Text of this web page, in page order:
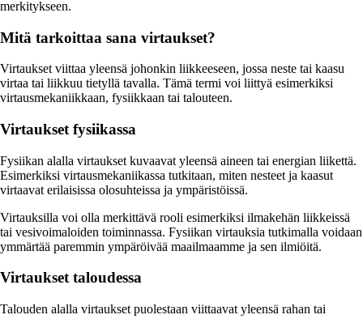
merkitykseen.
Mitä tarkoittaa sana virtaukset?
Virtaukset viittaa yleensä johonkin liikkeeseen, jossa neste tai kaasu
virtaa tai liikkuu tietyllä tavalla. Tämä termi voi liittyä esimerkiksi
virtausmekaniikkaan, fysiikkaan tai talouteen.
Virtaukset fysiikassa
Fysiikan alalla virtaukset kuvaavat yleensä aineen tai energian liikettä.
Esimerkiksi virtausmekaniikassa tutkitaan, miten nesteet ja kaasut
virtaavat erilaisissa olosuhteissa ja ympäristöissä.
Virtauksilla voi olla merkittävä rooli esimerkiksi ilmakehän liikkeissä
tai vesivoimaloiden toiminnassa. Fysiikan virtauksia tutkimalla voidaan
ymmärtää paremmin ympäröivää maailmaamme ja sen ilmiöitä.
Virtaukset taloudessa
Talouden alalla virtaukset puolestaan viittaavat yleensä rahan tai